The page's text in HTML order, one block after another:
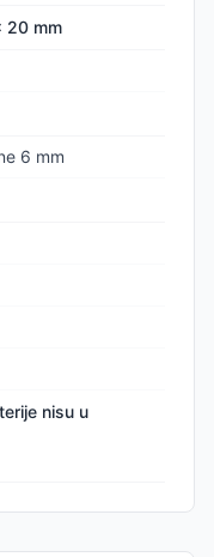
20 mm
6 mm
nisu u